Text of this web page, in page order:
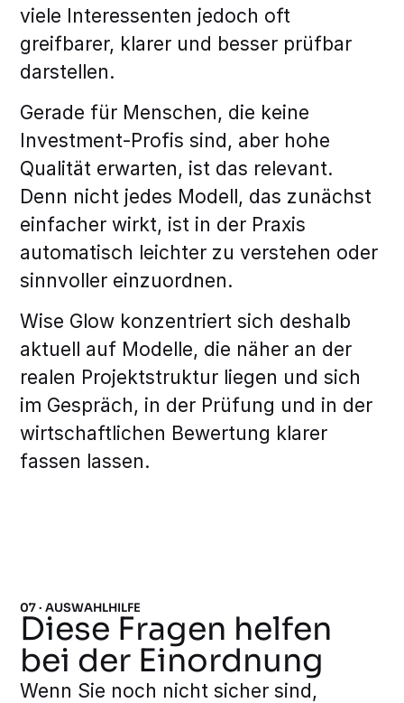
viele Interessenten jedoch oft
greifbarer, klarer und besser prüfbar
darstellen.
Gerade für Menschen, die keine
Investment-Profis sind, aber hohe
Qualität erwarten, ist das relevant.
Denn nicht jedes Modell, das zunächst
einfacher wirkt, ist in der Praxis
automatisch leichter zu verstehen oder
sinnvoller einzuordnen.
Wise Glow konzentriert sich deshalb
aktuell auf Modelle, die näher an der
realen Projektstruktur liegen und sich
im Gespräch, in der Prüfung und in der
wirtschaftlichen Bewertung klarer
fassen lassen.
07 · AUSWAHLHILFE
Diese Fragen helfen
bei der Einordnung
Wenn Sie noch nicht sicher sind,